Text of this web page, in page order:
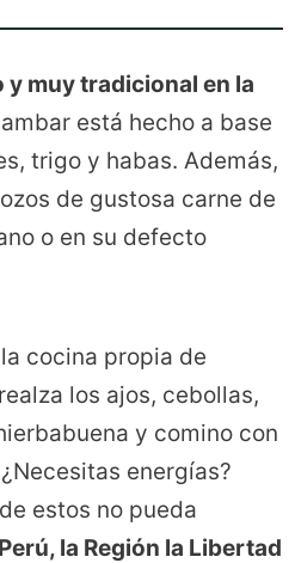
y muy tradicional en la
está hecho a base
trigo y habas. Además,
de gustosa carne de
o en su defecto
cocina propia de
los ajos, cebollas,
y comino con
energías?
estos no pueda
la Región la Libertad